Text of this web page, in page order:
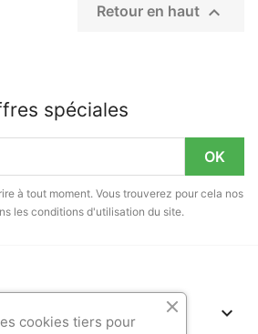
Retour en haut 
spéciales
à tout moment. Vous trouverez pour cela nos
les conditions d'utilisation du site.

cookies tiers pour